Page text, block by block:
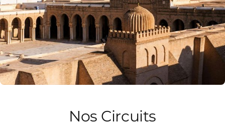
Nos Circuits